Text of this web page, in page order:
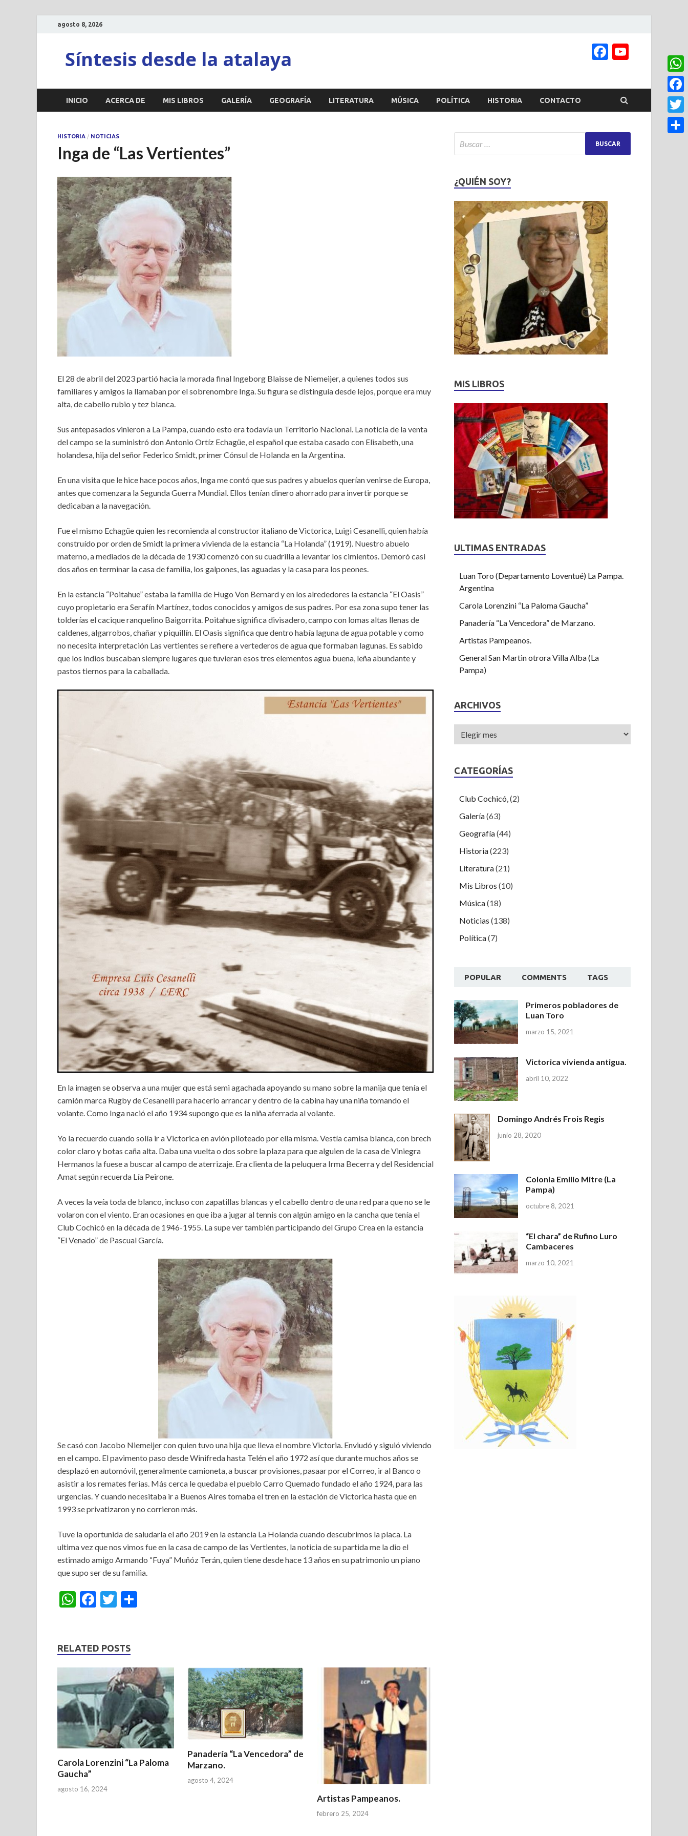
agosto 8, 2026
Síntesis desde la atalaya Facebook
Channel
INICIO ACERCA DE MIS LIBROS GALERÍA GEOGRAFÍA LITERATURA MÚSICA POLÍTICA HISTORIA CONTACTO
HISTORIA / NOTICIAS
Inga de “Las Vertientes”
El 28 de abril del 2023 partió hacia la morada final Ingeborg Blaisse de Niemeijer, a quienes todos sus
familiares y amigos la llamaban por el sobrenombre Inga. Su figura se distinguía desde lejos, porque era muy
alta, de cabello rubio y tez blanca.
Sus antepasados vinieron a La Pampa, cuando esto era todavía un Territorio Nacional. La noticia de la venta
del campo se la suministró don Antonio Ortíz Echagüe, el español que estaba casado con Elisabeth, una
holandesa, hija del señor Federico Smidt, primer Cónsul de Holanda en la Argentina.
En una visita que le hice hace pocos años, Inga me contó que sus padres y abuelos querían venirse de Europa,
antes que comenzara la Segunda Guerra Mundial. Ellos tenían dinero ahorrado para invertir porque se
dedicaban a la navegación.
Fue el mismo Echagüe quien les recomienda al constructor italiano de Victorica, Luigi Cesanelli, quien había
construído por orden de Smidt la primera vivienda de la estancia “La Holanda” (1919). Nuestro abuelo
materno, a mediados de la década de 1930 comenzó con su cuadrilla a levantar los cimientos. Demoró casi
dos años en terminar la casa de familia, los galpones, las aguadas y la casa para los peones.
En la estancia “Poitahue” estaba la familia de Hugo Von Bernard y en los alrededores la estancia “El Oasis”
cuyo propietario era Serafín Martínez, todos conocidos y amigos de sus padres. Por esa zona supo tener las
tolderías el cacique ranquelino Baigorrita. Poitahue significa divisadero, campo con lomas altas llenas de
caldenes, algarrobos, chañar y piquillín. El Oasis significa que dentro había laguna de agua potable y como
no necesita interpretación Las vertientes se refiere a vertederos de agua que formaban lagunas. Es sabido
que los indios buscaban siempre lugares que tuvieran esos tres elementos agua buena, leña abundante y
pastos tiernos para la caballada.
En la imagen se observa a una mujer que está semi agachada apoyando su mano sobre la manija que tenía el
camión marca Rugby de Cesanelli para hacerlo arrancar y dentro de la cabina hay una niña tomando el
volante. Como Inga nació el año 1934 supongo que es la niña aferrada al volante.
Yo la recuerdo cuando solía ir a Victorica en avión piloteado por ella misma. Vestía camisa blanca, con brech
color claro y botas caña alta. Daba una vuelta o dos sobre la plaza para que alguien de la casa de Viniegra
Hermanos la fuese a buscar al campo de aterrizaje. Era clienta de la peluquera Irma Becerra y del Residencial
Amat según recuerda Lía Peirone.
A veces la veía toda de blanco, incluso con zapatillas blancas y el cabello dentro de una red para que no se le
volaron con el viento. Eran ocasiones en que iba a jugar al tennis con algún amigo en la cancha que tenía el
Club Cochicó en la década de 1946-1955. La supe ver también participando del Grupo Crea en la estancia
“El Venado” de Pascual García.
Se casó con Jacobo Niemeijer con quien tuvo una hija que lleva el nombre Victoria. Enviudó y siguió viviendo
en el campo. El pavimento paso desde Winifreda hasta Telén el año 1972 así que durante muchos años se
desplazó en automóvil, generalmente camioneta, a buscar provisiones, pasaar por el Correo, ir al Banco o
asistir a los remates ferias. Más cerca le quedaba el pueblo Carro Quemado fundado el año 1924, para las
urgencias. Y cuando necesitaba ir a Buenos Aires tomaba el tren en la estación de Victorica hasta que en
1993 se privatizaron y no corrieron más.
Tuve la oportunida de saludarla el año 2019 en la estancia La Holanda cuando descubrimos la placa. La
ultima vez que nos vimos fue en la casa de campo de las Vertientes, la noticia de su partida me la dio el
estimado amigo Armando “Fuya” Muñóz Terán, quien tiene desde hace 13 años en su patrimonio un piano
que supo ser de su familia.
W
s
A
p
p
F
b
o
o
k
T
er
RELATED POSTS
Carola Lorenzini “La Paloma
Gaucha”
agosto 16, 2024
Panadería “La Vencedora” de
Marzano.
agosto 4, 2024
Artistas Pampeanos.
febrero 25, 2024
¿QUIÉN SOY?
MIS LIBROS
ULTIMAS ENTRADAS
Luan Toro (Departamento Loventué) La Pampa.
Argentina
Carola Lorenzini “La Paloma Gaucha”
Panadería “La Vencedora” de Marzano.
Artistas Pampeanos.
General San Martin otrora Villa Alba (La
Pampa)
ARCHIVOS
CATEGORÍAS
Club Cochicó,(2)
Galería(63)
Geografía(44)
Historia(223)
Literatura(21)
Mis Libros (10)
Música(18)
Noticias (138)
Política(7)
POPULAR COMMENTS TAGS
Primeros pobladores de
Luan Toro
marzo 15, 2021
Victorica vivienda antigua.
abril 10, 2022
Domingo Andrés Frois Regis
junio 28, 2020
Colonia Emilio Mitre (La
Pampa)
octubre 8, 2021
“El chara” de Rufino Luro
Cambaceres
marzo 10, 2021